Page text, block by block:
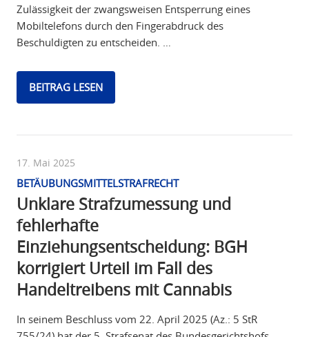
Zulässigkeit der zwangsweisen Entsperrung eines
Mobiltelefons durch den Fingerabdruck des
Beschuldigten zu entscheiden. …
BEITRAG LESEN
17. Mai 2025
BETÄUBUNGSMITTELSTRAFRECHT
Unklare Strafzumessung und
fehlerhafte
Einziehungsentscheidung: BGH
korrigiert Urteil im Fall des
Handeltreibens mit Cannabis
In seinem Beschluss vom 22. April 2025 (Az.: 5 StR